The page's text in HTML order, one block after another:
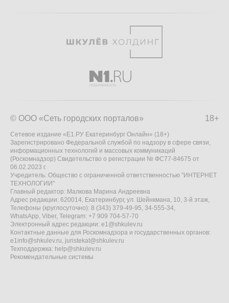
18+
© ООО «Сеть городских порталов»
Сетевое издание «Е1.РУ Екатеринбург Онлайн» (18+)
Зарегистрировано Федеральной службой по надзору в сфере связи,
информационных технологий и массовых коммуникаций
(Роскомнадзор) Свидетельство о регистрации № ФС77-84675 от
06.02.2023 г.
Учредитель: Общество с ограниченной ответственностью "ИНТЕРНЕТ
ТЕХНОЛОГИИ"
Главный редактор: Малкова Марина Андреевна
Адрес редакции: 620014, Екатеринбург, ул. Шейнкмана, 10, 3-й этаж,
Телефоны (круглосуточно): 8 (343) 379-49-95, 34-555-34,
WhatsApp, Viber, Telegram: +7 909 704-57-70
Электронный адрес редакции: e1@shkulev.ru
Контактные данные для Роскомнадзора и государственных органов:
e1info@shkulev.ru, juristekat@shkulev.ru
Техподдержка: help@shkulev.ru
Рекомендательные системы